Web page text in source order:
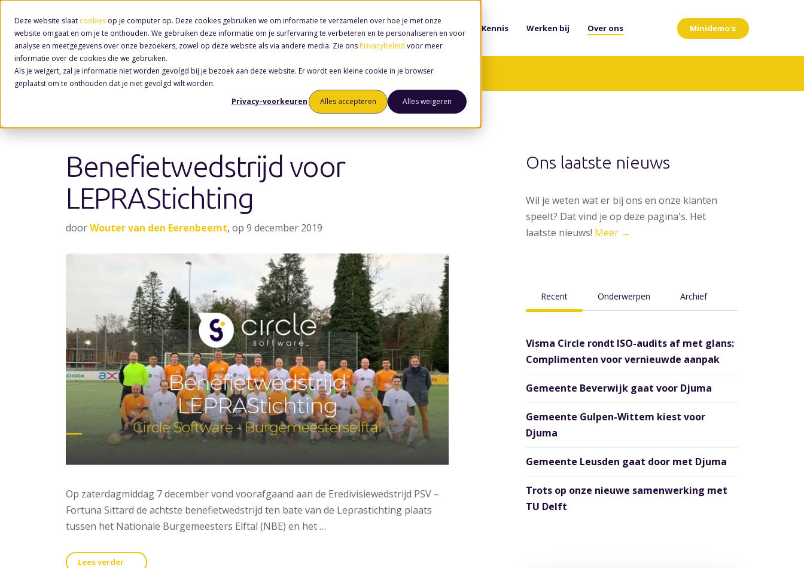
Deze website slaat cookies op je computer op. Deze cookies gebruiken we om informatie te verzamelen over hoe je met onze
website omgaat en om je te onthouden. We gebruiken deze informatie om je surfervaring te verbeteren en te personaliseren en voor
analyse en meetgegevens over onze bezoekers, zowel op deze website als via andere media. Zie ons Privacybeleid voor meer
informatie over de cookies die we gebruiken.
Als je weigert, zal je informatie niet worden gevolgd bij je bezoek aan deze website. Er wordt een kleine cookie in je browser
geplaatst om te onthouden dat je niet gevolgd wilt worden.
Privacy-voorkeuren
Alles accepteren Alles weigeren
Software Kennis Werken bij Over ons Minidemo's
Nieuws/ Voetbal
Benefietwedstrijd voor
LEPRAStichting
doorWouter van den Eerenbeemt, op 9 december 2019
Op zaterdagmiddag 7 december vond voorafgaand aan de Eredivisiewedstrijd PSV –
Fortuna Sittard de achtste benefietwedstrijd ten bate van de Leprastichting plaats
tussen het Nationale Burgemeesters Elftal (NBE) en het …
Lees verder
Ons laatste nieuws
Wil je weten wat er bij ons en onze klanten
speelt? Dat vind je op deze pagina's. Het
laatste nieuws! Meer →
Recent Onderwerpen Archief
Visma Circle rondt ISO-audits af met glans:
Complimenten voor vernieuwde aanpak
Gemeente Beverwijk gaat voor Djuma
Gemeente Gulpen-Wittem kiest voor
Djuma
Gemeente Leusden gaat door met Djuma
Trots op onze nieuwe samenwerking met
TU Delft